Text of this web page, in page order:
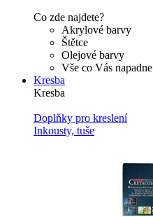
Co zde najdete?
Akrylové barvy
Štětce
Olejové barvy
Vše co Vás napadne
Kresba
Kresba
Doplňky pro kreslení
Inkousty, tuše